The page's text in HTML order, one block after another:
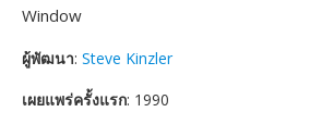
Window
ผู้พัฒนา: Steve Kinzler
เผยแพร่ครั้งแรก: 1990